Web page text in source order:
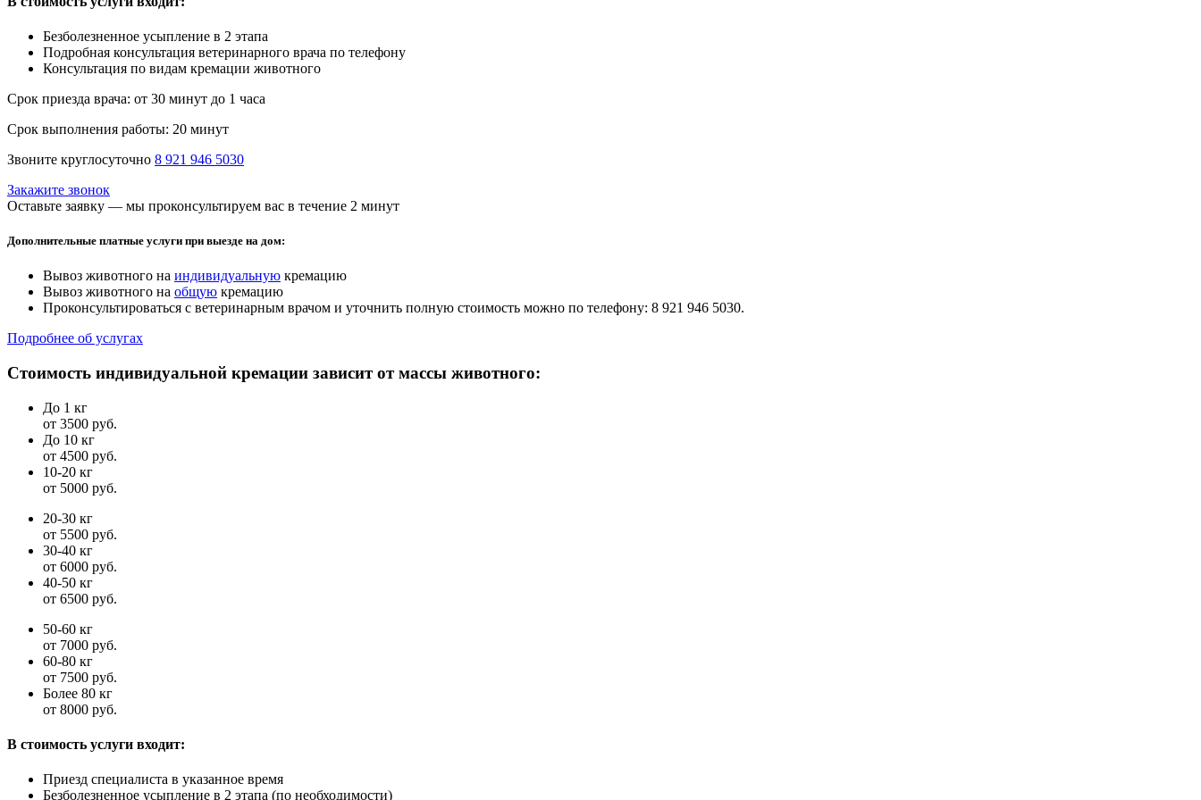
Безболезненное усыпление в 2 этапа
Подробная консультация ветеринарного врача по телефону
Консультация по видам кремации животного
Срок приезда врача: от 30 минут до 1 часа
Срок выполнения работы: 20 минут
Звоните круглосуточно 8 921 946 5030
Закажите звонок
Оставьте заявку — мы проконсультируем вас в течение 2 минут
Дополнительные платные услуги при выезде на дом:
Вывоз животного на индивидуальную кремацию
Вывоз животного на общую кремацию
Проконсультироваться с ветеринарным врачом и уточнить полную стоимость можно по телефону: 8 921 946 5030.
Подробнее об услугах
Стоимость индивидуальной кремации зависит от массы животного:
До 1 кг
от 3500 руб.
До 10 кг
от 4500 руб.
10-20 кг
от 5000 руб.
20-30 кг
от 5500 руб.
30-40 кг
от 6000 руб.
40-50 кг
от 6500 руб.
50-60 кг
от 7000 руб.
60-80 кг
от 7500 руб.
Более 80 кг
от 8000 руб.
В стоимость услуги входит:
Приезд специалиста в указанное время
Безболезненное усыпление в 2 этапа (по необходимости)